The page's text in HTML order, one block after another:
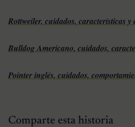
Rottweiler, cuidados, características y
Bulldog Americano, cuidados,
Pointer inglés, cuidados,
Comparte esta historia